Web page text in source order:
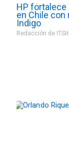
HP fortalece
en Chile con
Indigo
Redacción de